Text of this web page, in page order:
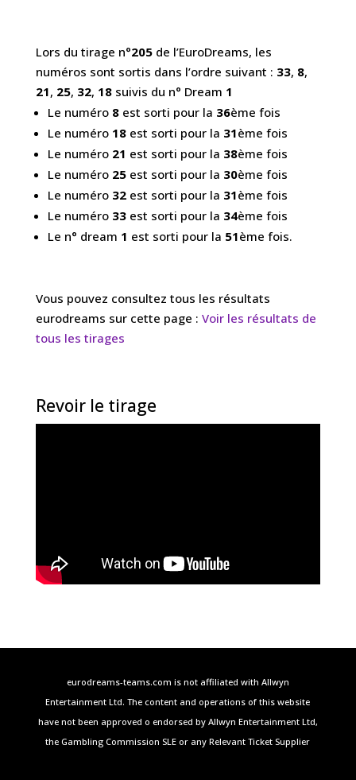
Lors du tirage n°205de l’EuroDreams, les
numéros sont sortis dans l’ordre suivant : 33, 8,
21, 25, 32, 18suivis du n° Dream 1
Le numéro 8est sorti pour la 36ème fois
Le numéro 18est sorti pour la 31ème fois
Le numéro 21 est sorti pour la 38ème fois
Le numéro 25est sorti pour la 30ème fois
Le numéro 32est sorti pour la 31ème fois
Le numéro 33est sorti pour la 34ème fois
Le n° dream 1 est sorti pour la 51ème fois.
Vous pouvez consultez tous les résultats
eurodreams sur cette page : Voir les résultats de
tous les tirages
Revoir le tirage
eurodreams-teams.com is not affiliated with Allwyn
Entertainment Ltd. The content and operations of this website
have not been approved o endorsed by Allwyn Entertainment Ltd,
the Gambling Commission SLE or any Relevant Ticket Supplier